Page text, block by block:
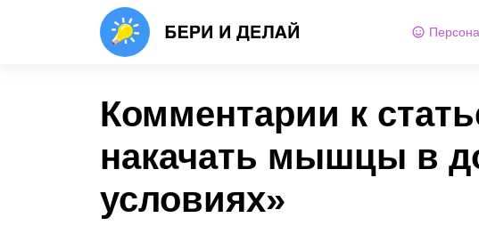
Комментарии к
накачать мышцы в
условиях»